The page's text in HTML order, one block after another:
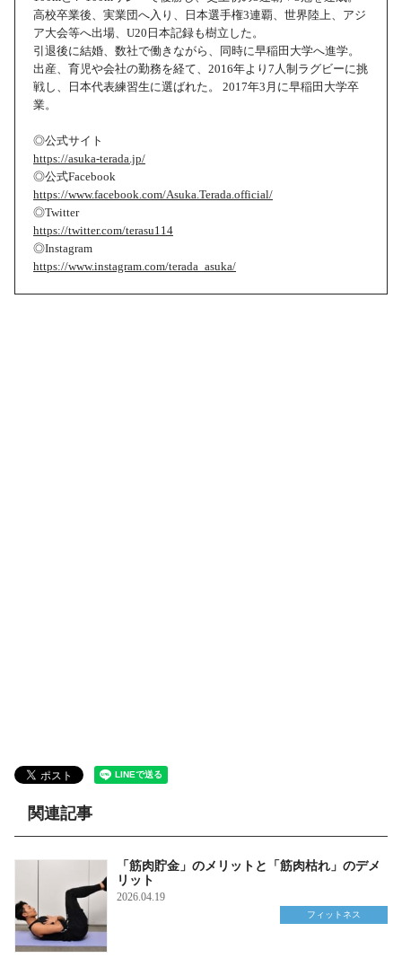
高校卒業後、実業団へ入り、日本選手権3連覇、世界陸上、アジ
ア大会等へ出場、U20日本記録も樹立した。
引退後に結婚、数社で働きながら、同時に早稲田大学へ進学。
出産、育児や会社の勤務を経て、2016年より7人制ラグビーに挑
戦し、日本代表練習生に選ばれた。 2017年3月に早稲田大学卒
業。
◎公式サイト
https://asuka-terada.jp/
◎公式Facebook
https://www.facebook.com/Asuka.Terada.official/
◎Twitter
https://twitter.com/terasu114
◎Instagram
https://www.instagram.com/terada_asuka/
関連記事
「筋肉貯金」のメリットと「筋肉枯れ」のデメ
リット
2026.04.19
フィットネス